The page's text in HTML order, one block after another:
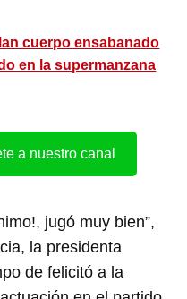
cuerpo ensabanado
en la supermanzana
a nuestro canal
jugó muy bien”,
la presidenta
de felicitó a la